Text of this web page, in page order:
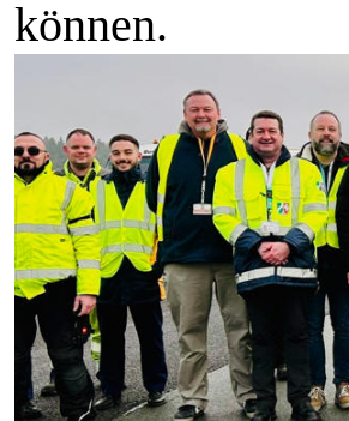
können.